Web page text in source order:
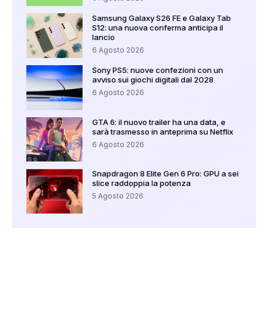
Samsung Galaxy S26 FE e Galaxy Tab
S12: una nuova conferma anticipa il
lancio
6 Agosto 2026
Sony PS5: nuove confezioni con un
avviso sui giochi digitali dal 2028
6 Agosto 2026
GTA 6: il nuovo trailer ha una data, e
sarà trasmesso in anteprima su Netflix
6 Agosto 2026
Snapdragon 8 Elite Gen 6 Pro: GPU a sei
slice raddoppia la potenza
5 Agosto 2026